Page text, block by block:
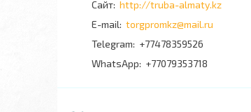
http://truba-almaty.kz
torgpromkz@mail.ru
+77478359526
+77079353718